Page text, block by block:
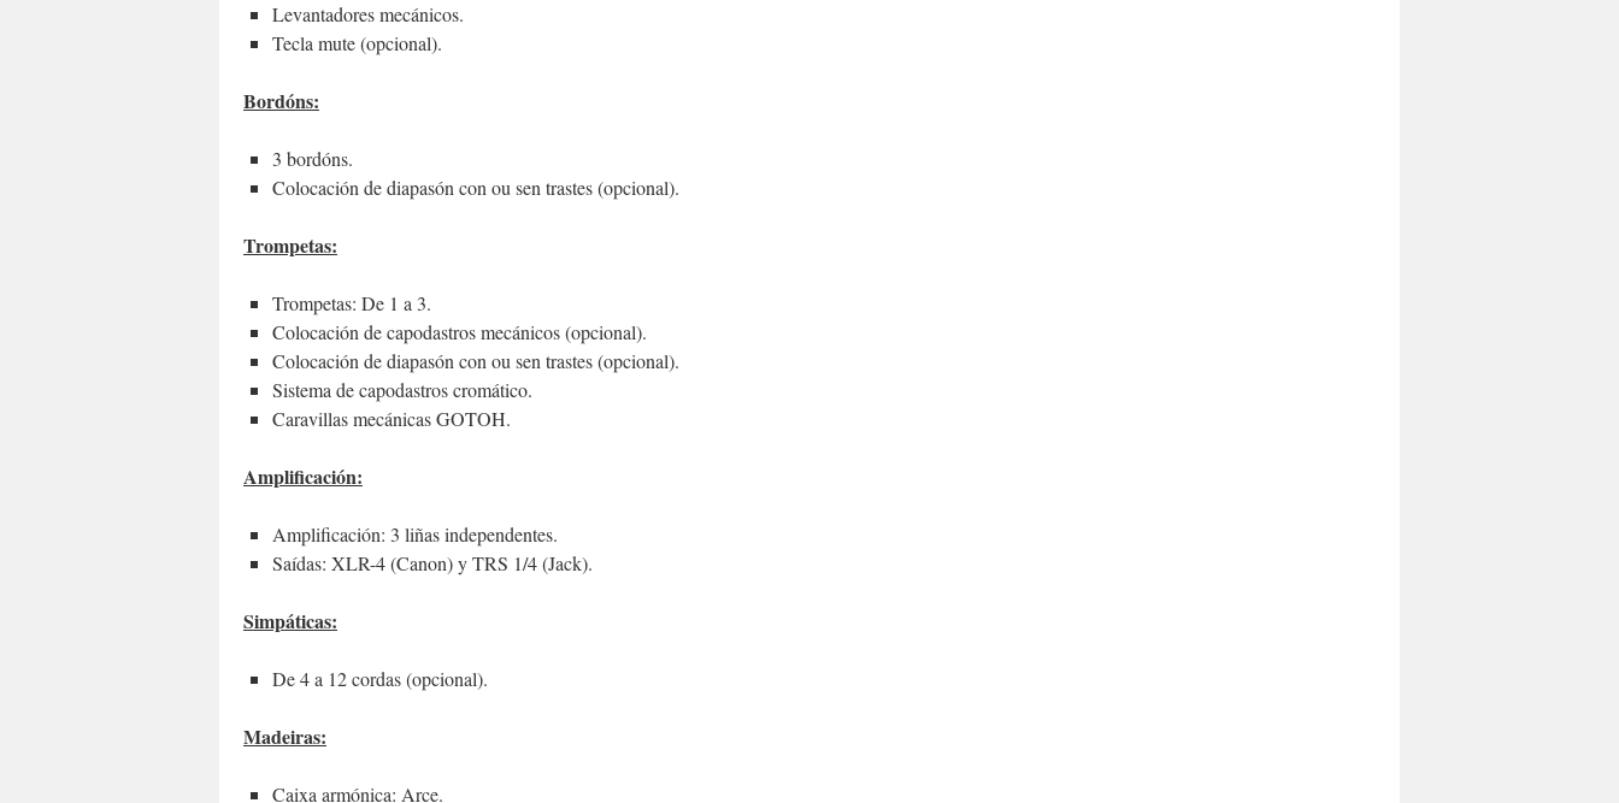
Levantadores mecánicos.
Tecla mute (opcional).
Bordóns:
3 bordóns.
Colocación de diapasón con ou sen trastes (opcional).
Trompetas:
Trompetas: De 1 a 3.
Colocación de capodastros mecánicos (opcional).
Colocación de diapasón con ou sen trastes (opcional).
Sistema de capodastros cromático.
Caravillas mecánicas GOTOH.
Amplificación:
Amplificación: 3 liñas independentes.
Saídas: XLR-4 (Canon) y TRS 1/4 (Jack).
Simpáticas:
De 4 a 12 cordas (opcional).
Madeiras:
Caixa armónica: Arce.